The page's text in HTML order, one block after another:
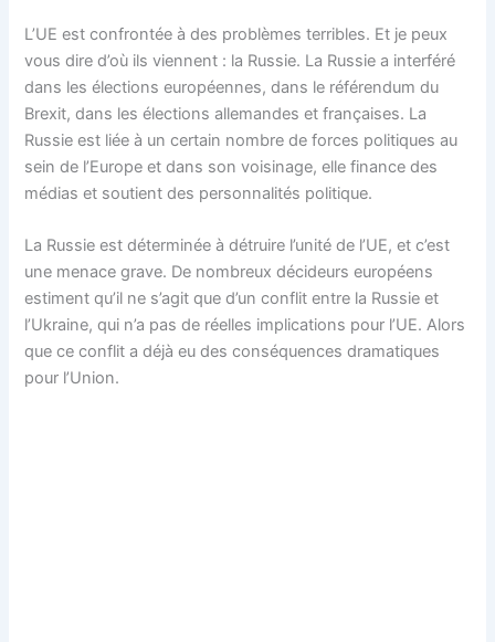
L’UE est confrontée à des problèmes terribles. Et je peux
vous dire d’où ils viennent : la Russie. La Russie a interféré
dans les élections européennes, dans le référendum du
Brexit, dans les élections allemandes et françaises. La
Russie est liée à un certain nombre de forces politiques au
sein de l’Europe et dans son voisinage, elle finance des
médias et soutient des personnalités politique.
La Russie est déterminée à détruire l’unité de l’UE, et c’est
une menace grave. De nombreux décideurs européens
estiment qu’il ne s’agit que d’un conflit entre la Russie et
l’Ukraine, qui n’a pas de réelles implications pour l’UE. Alors
que ce conflit a déjà eu des conséquences dramatiques
pour l’Union.